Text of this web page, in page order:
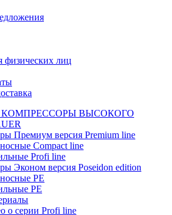
физических лиц
ВЫСОКОГО
Премиум версия Premium line
Compact line
Profi line
Эконом версия Poseidon edition
PE
PE
о серии Profi line